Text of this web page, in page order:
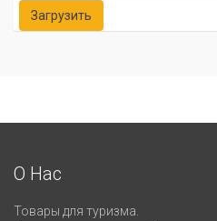
О Нас
Товары для туризма.